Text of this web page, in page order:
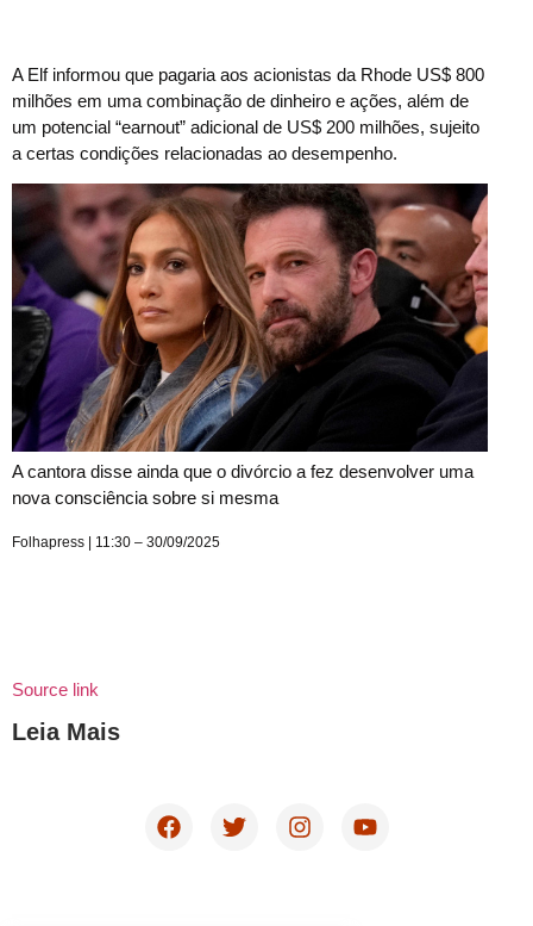
A Elf informou que pagaria aos acionistas da Rhode US$ 800
milhões em uma combinação de dinheiro e ações, além de
um potencial “earnout” adicional de US$ 200 milhões, sujeito
a certas condições relacionadas ao desempenho.
A cantora disse ainda que o divórcio a fez desenvolver uma
nova consciência sobre si mesma
Folhapress | 11:30 – 30/09/2025
Source link
Leia Mais